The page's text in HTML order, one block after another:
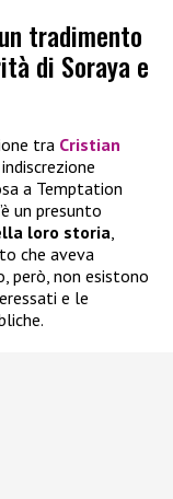
tradimento
di Soraya e
tra Cristian
a Temptation
un presunto
loro storia,
che aveva
però, non esistono
e le